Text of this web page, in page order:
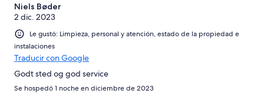
Niels Bøder
2 dic. 2023
Le gustó: Limpieza, personal y atención, estado de la propiedad e
instalaciones
Traducir con Google
Godt sted og god service
Se hospedó 1 noche en diciembre de 2023